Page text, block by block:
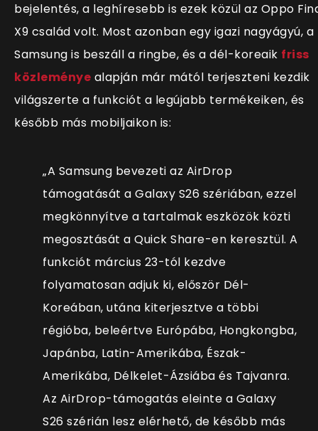
bejelentés, a leghíresebb is ezek közül az Oppo
X9 család volt. Most azonban egy igazi nagyágyú, a
Samsung is beszáll a ringbe, és a dél-koreaik friss
közleménye alapján már mától terjeszteni kezdik
világszerte a funkciót a legújabb termékeiken, és
később más mobiljaikon is:
„A Samsung bevezeti az AirDrop
támogatását a Galaxy S26 szériában, ezzel
megkönnyítve a tartalmak eszközök közti
megosztását a Quick Share-en keresztül. A
funkciót március 23-tól kezdve
folyamatosan adjuk ki, először Dél-
Koreában, utána kiterjesztve a többi
régióba, beleértve Európába, Hongkongba,
Japánba, Latin-Amerikába, Észak-
Amerikába, Délkelet-Ázsiába és Tajvanra.
Az AirDrop-támogatás eleinte a Galaxy
S26 szérián lesz elérhető, de később más